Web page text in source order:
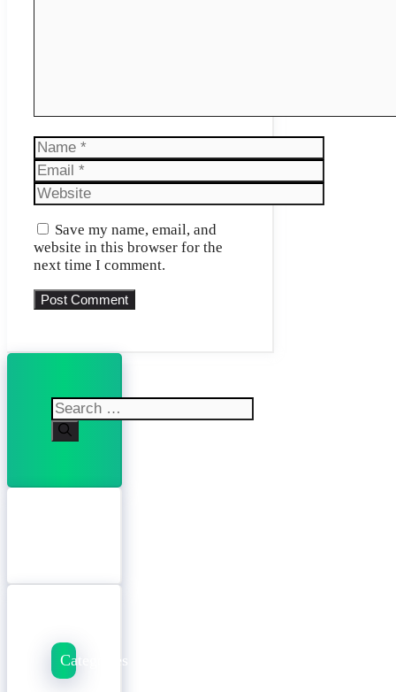
Name
Email
Website
Save my name, email, and
website in this browser for the
next time I comment.
Search
for:
Categories